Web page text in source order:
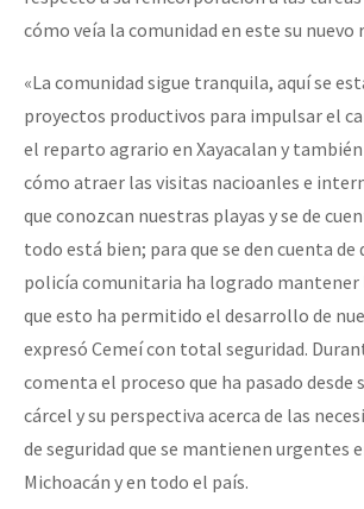
cómo veía la comunidad en este su nuevo
«La comunidad sigue tranquila, aquí se
proyectos productivos para impulsar el
el reparto agrario en Xayacalan y
cómo atraer las visitas nacioanles e
que conozcan nuestras playas y se de
todo está bien; para que se den cuenta de
policía comunitaria ha logrado mantener
que esto ha permitido el desarrollo de
expresó Cemeí con total seguridad.
comenta el proceso que ha pasado desde
cárcel y su perspectiva acerca de las
de seguridad que se mantienen urgentes
Michoacán y en todo el país.